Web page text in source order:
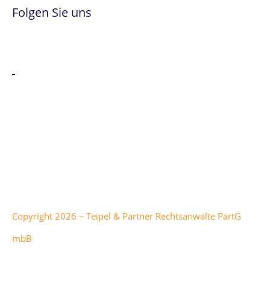
Folgen Sie uns
Copyright 2026 – Teipel & Partner Rechtsanwälte PartG
mbB